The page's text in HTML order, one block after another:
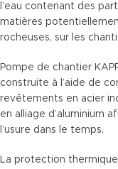
l’eau contenant des
matières
rocheuses, sur les
Pompe de chantier
construite à l’aide de
revêtements en acier
en alliage d’aluminium
l’usure dans le temps.
La protection